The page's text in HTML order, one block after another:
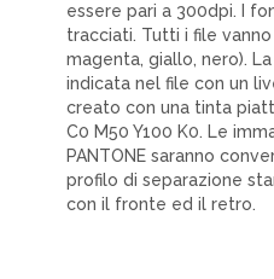
essere pari a 300dpi. I
tracciati. Tutti i file vanno
magenta, giallo, nero).
indicata nel file con un
creato con una tinta
C0 M50 Y100 K0. Le
PANTONE saranno
profilo di separazione
con il fronte ed il retro.